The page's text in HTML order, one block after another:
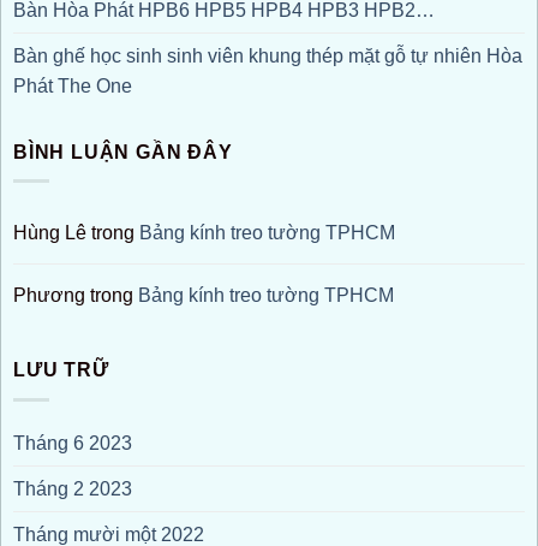
Bàn Hòa Phát HPB6 HPB5 HPB4 HPB3 HPB2…
Bàn ghế học sinh sinh viên khung thép mặt gỗ tự nhiên Hòa
Phát The One
BÌNH LUẬN GẦN ĐÂY
Hùng Lê trong Bảng kính treo tường TPHCM
Phương trong Bảng kính treo tường TPHCM
LƯU TRỮ
Tháng 6 2023
Tháng 2 2023
Tháng mười một 2022